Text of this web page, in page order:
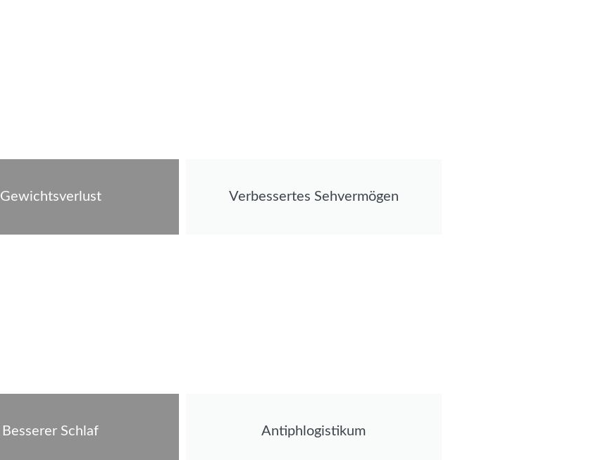
Gewichtsverlust Verbessertes Sehvermögen
Besserer Schlaf Antiphlogistikum